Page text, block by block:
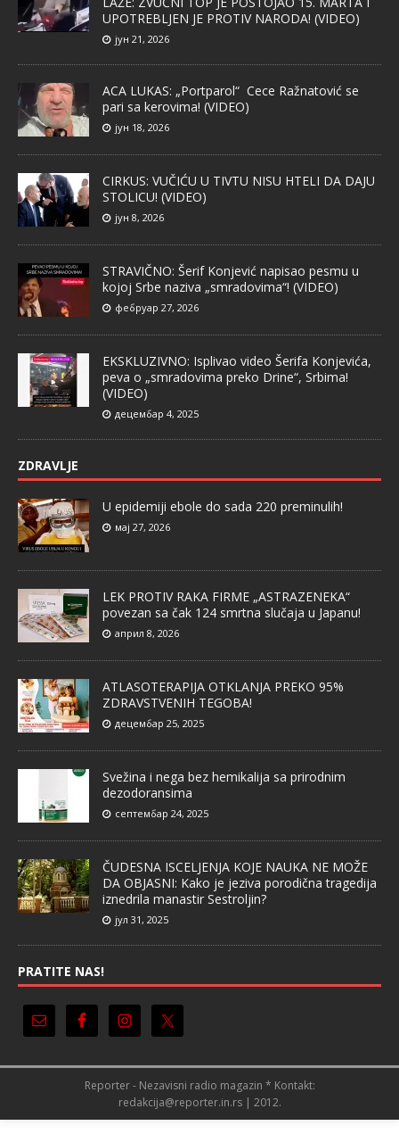
UPOTREBLJEN JE PROTIV NARODA! (VIDEO)
јун 21, 2026
ACA LUKAS: „Portparol“ Cece Ražnatović se
pari sa kerovima! (VIDEO)
јун 18, 2026
CIRKUS: VUČIĆU U TIVTU NISU HTELI DA DAJU
STOLICU! (VIDEO)
јун 8, 2026
STRAVIČNO: Šerif Konjević napisao pesmu u
kojoj Srbe naziva „smradovima“! (VIDEO)
фебруар 27, 2026
EKSKLUZIVNO: Isplivao video Šerifa Konjevića,
peva o „smradovima preko Drine“, Srbima!
(VIDEO)
децембар 4, 2025
ZDRAVLJE
U epidemiji ebole do sada 220 preminulih!
мај 27, 2026
LEK PROTIV RAKA FIRME „ASTRAZENEKA“
povezan sa čak 124 smrtna slučaja u Japanu!
април 8, 2026
ATLASOTERAPIJA OTKLANJA PREKO 95%
ZDRAVSTVENIH TEGOBA!
децембар 25, 2025
Svežina i nega bez hemikalija sa prirodnim
dezodoransima
септембар 24, 2025
ČUDESNA ISCELJENJA KOJE NAUKA NE MOŽE
DA OBJASNI: Kako je jeziva porodična tragedija
iznedrila manastir Sestroljin?
јул 31, 2025
PRATITE NAS!
Reporter - Nezavisni radio magazin * Kontakt:
redakcija@reporter.in.rs | 2012.